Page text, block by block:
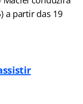
a partir das 19